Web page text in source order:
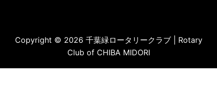
Copyright © 2026 千葉緑ロータリークラブ | Rotary
Club of CHIBA MIDORI